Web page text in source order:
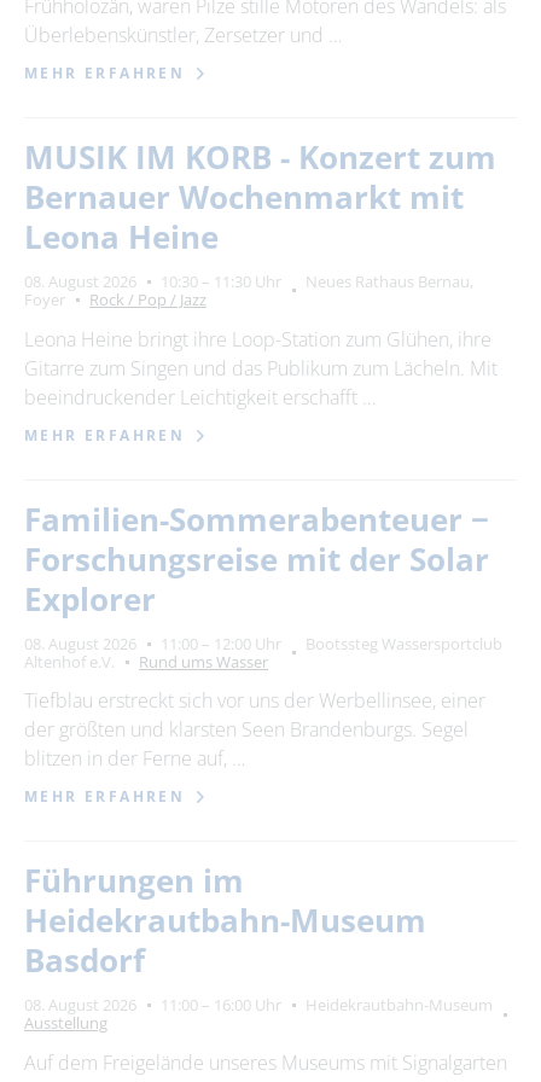
Frühholozän, waren Pilze stille Motoren des Wandels: als
Überlebenskünstler, Zersetzer und …
MEHR ERFAHREN
MUSIK IM KORB - Konzert zum
Bernauer Wochenmarkt mit
Leona Heine
08. August 2026 10:30 – 11:30 Uhr
Neues Rathaus Bernau,
Foyer
Rock / Pop / Jazz
Leona Heine bringt ihre Loop-Station zum Glühen, ihre
Gitarre zum Singen und das Publikum zum Lächeln. Mit
beeindruckender Leichtigkeit erschafft …
MEHR ERFAHREN
Familien-Sommerabenteuer −
Forschungsreise mit der Solar
Explorer
08. August 2026 11:00 – 12:00 Uhr
Bootssteg Wassersportclub
Altenhof e.V.
Rund ums Wasser
Tiefblau erstreckt sich vor uns der Werbellinsee, einer
der größten und klarsten Seen Brandenburgs. Segel
blitzen in der Ferne auf, …
MEHR ERFAHREN
Führungen im
Heidekrautbahn-Museum
Basdorf
08. August 2026 11:00 – 16:00 Uhr
Heidekrautbahn-Museum
Ausstellung
Auf dem Freigelände unseres Museums mit Signalgarten